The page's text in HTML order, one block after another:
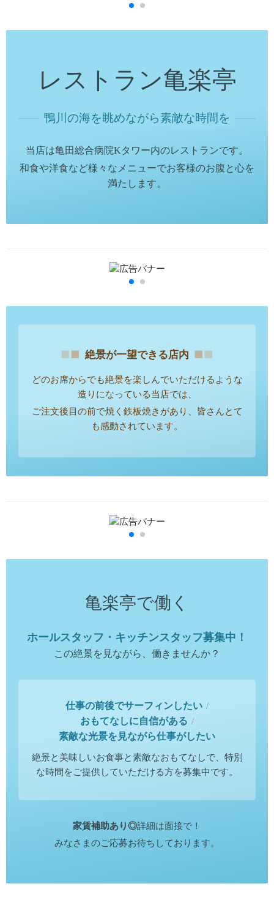
レストラン亀楽亭
鴨川の海を眺めながら素敵な時間を
当店は亀田総合病院Kタワー内のレストランです。
和食や洋食など様々なメニューでお客様のお腹と心を
満たします。
■■ 絶景が一望できる店内 ■■
どのお席からでも絶景を楽しんでいただけるような
造りになっている当店では、
ご注文後目の前で焼く鉄板焼きがあり、皆さんとて
も感動されています。
亀楽亭で働く
ホールスタッフ・キッチンスタッフ募集中！
この絶景を見ながら、働きませんか？
仕事の前後でサーフィンしたい /
おもてなしに自信がある /
素敵な光景を見ながら仕事がしたい
絶景と美味しいお食事と素敵なおもてなしで、特別
な時間をご提供していただける方を募集中です。
家賃補助あり◎詳細は面接で！
みなさまのご応募お待ちしております。